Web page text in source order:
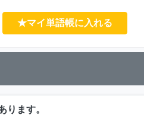
★マイ単語帳に入れる
ります。